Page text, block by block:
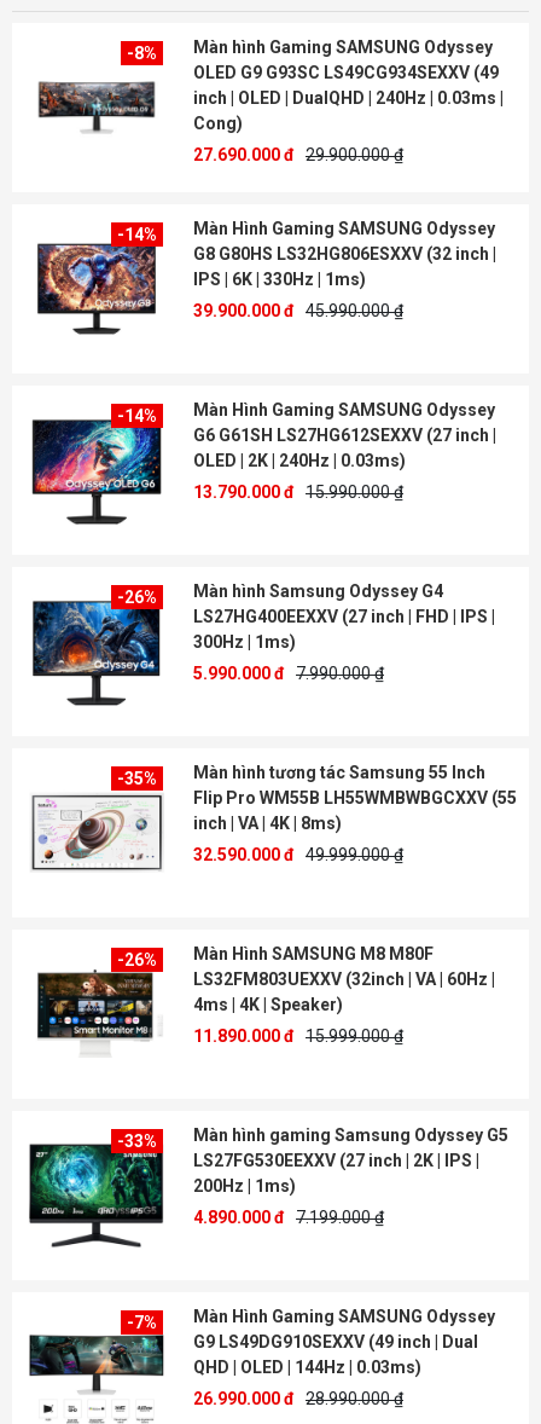
-8%
Màn hình Gaming SAMSUNG Odyssey
OLED G9 G93SC LS49CG934SEXXV (49
inch | OLED | DualQHD | 240Hz | 0.03ms |
Cong)
27.690.000 đ 29.900.000 ₫
-14%
Màn Hình Gaming SAMSUNG Odyssey
G8 G80HS LS32HG806ESXXV (32 inch |
IPS | 6K | 330Hz | 1ms)
39.900.000 đ 45.990.000 ₫
-14%
Màn Hình Gaming SAMSUNG Odyssey
G6 G61SH LS27HG612SEXXV (27 inch |
OLED | 2K | 240Hz | 0.03ms)
13.790.000 đ 15.990.000 ₫
-26%
Màn hình Samsung Odyssey G4
LS27HG400EEXXV (27 inch | FHD | IPS |
300Hz | 1ms)
5.990.000 đ 7.990.000 ₫
-35%
Màn hình tương tác Samsung 55 Inch
Flip Pro WM55B LH55WMBWBGCXXV (55
inch | VA | 4K | 8ms)
32.590.000 đ 49.999.000 ₫
-26%
Màn Hình SAMSUNG M8 M80F
LS32FM803UEXXV (32inch | VA | 60Hz |
4ms | 4K | Speaker)
11.890.000 đ 15.999.000 ₫
-33%
Màn hình gaming Samsung Odyssey G5
LS27FG530EEXXV (27 inch | 2K | IPS |
200Hz | 1ms)
4.890.000 đ 7.199.000 ₫
-7%
Màn Hình Gaming SAMSUNG Odyssey
G9 LS49DG910SEXXV (49 inch | Dual
QHD | OLED | 144Hz | 0.03ms)
26.990.000 đ 28.990.000 ₫